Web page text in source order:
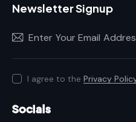
Newsletter Signup
I agree to the Privacy
Socials